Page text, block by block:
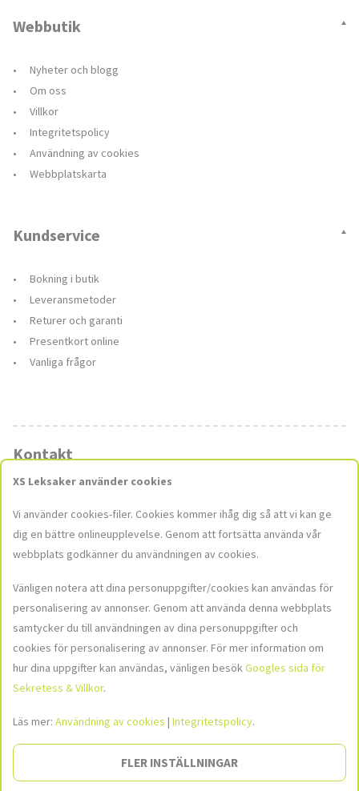
Webbutik
Nyheter och blogg
Om oss
Villkor
Integritetspolicy
Användning av cookies
Webbplatskarta
Kundservice
Bokning i butik
Leveransmetoder
Returer och garanti
Presentkort online
Vanliga frågor
Kontakt
Butiker
Kontakta oss
kundservice@xsleksaker.se
Sociala medier
Häng med oss i våra sociala medier för att hålla dig uppdaterad med
de senaste nyheterna och kampanjerna!
Social
Bild
inte
Bild
inte
inte
XS Leksaker använder cookies
Vi använder cookies-filer. Cookies kommer ihåg dig så att vi kan ge
dig en bättre onlineupplevelse. Genom att fortsätta använda vår
webbplats godkänner du användningen av cookies.
Vänligen notera att dina personuppgifter/cookies kan användas för
personalisering av annonser. Genom att använda denna webbplats
samtycker du till användningen av dina personuppgifter och
cookies för personalisering av annonser. För mer information om
hur dina uppgifter kan användas, vänligen besökGoogles sida för
Sekretess & Villkor.
Läs mer: Användning av cookies | Integritetspolicy.
FLER INSTÄLLNINGAR